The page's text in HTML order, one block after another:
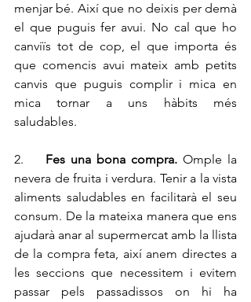
menjar bé. Així que no deixis per demà
el que puguis fer avui. No cal que ho
canviïs tot de cop, el que importa és
que comencis avui mateix amb petits
canvis que puguis complir i mica en
mica tornar a uns hàbits més
saludables.
2. Fes una bona compra. Omple la
nevera de fruita i verdura. Tenir a la vista
aliments saludables en facilitarà el seu
consum. De la mateixa manera que ens
ajudarà anar al supermercat amb la llista
de la compra feta, així anem directes a
les seccions que necessitem i evitem
passar pels passadissos on hi ha